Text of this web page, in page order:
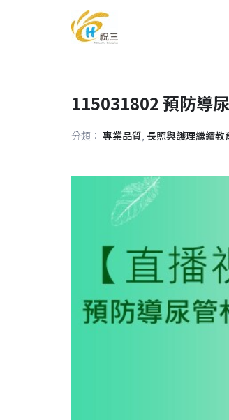
115031802 預防導
分類： 專業品質, 長照與護理繼續教